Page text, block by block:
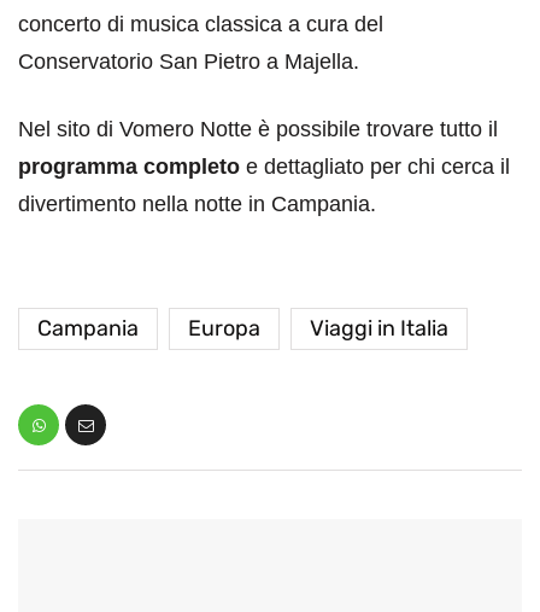
concerto di musica classica a cura del
Conservatorio San Pietro a Majella.
Nel sito di Vomero Notte è possibile trovare tutto il
programma completo e dettagliato per chi cerca il
divertimento nella notte in Campania.
Campania Europa Viaggi in Italia